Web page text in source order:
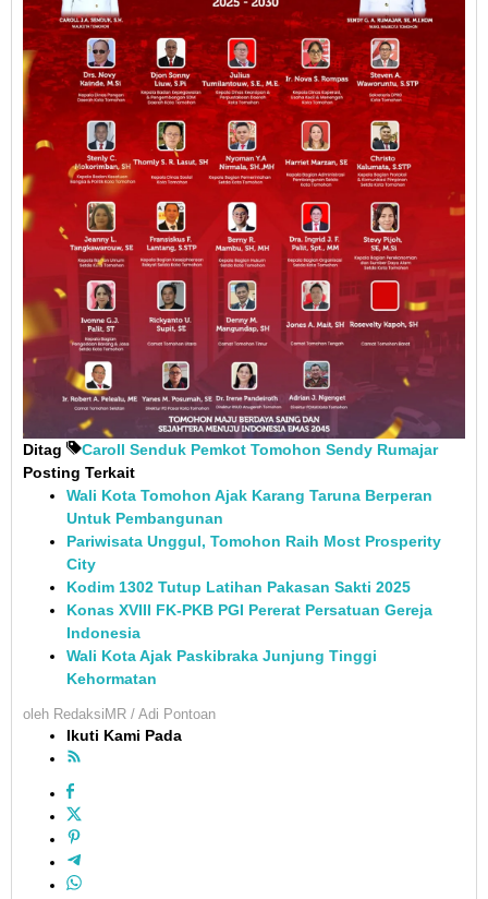
Ditag Caroll Senduk Pemkot Tomohon Sendy Rumajar
Posting Terkait
Wali Kota Tomohon Ajak Karang Taruna Berperan
Untuk Pembangunan
Pariwisata Unggul, Tomohon Raih Most Prosperity
City
Kodim 1302 Tutup Latihan Pakasan Sakti 2025
Konas XVIII FK-PKB PGI Pererat Persatuan Gereja
Indonesia
Wali Kota Ajak Paskibraka Junjung Tinggi
Kehormatan
oleh RedaksiMR / Adi Pontoan
Ikuti Kami Pada